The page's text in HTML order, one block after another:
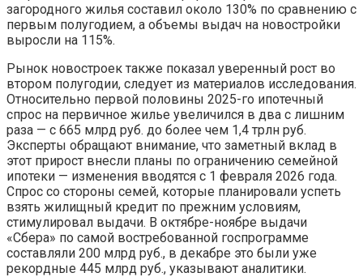
загородного жилья составил около 130% по сравнению с
первым полугодием, а объемы выдач на новостройки
выросли на 115%.
Рынок новостроек также показал уверенный рост во
втором полугодии, следует из материалов исследования.
Относительно первой половины 2025-го ипотечный
спрос на первичное жилье увеличился в два с лишним
раза — с 665 млрд руб. до более чем 1,4 трлн руб.
Эксперты обращают внимание, что заметный вклад в
этот прирост внесли планы по ограничению семейной
ипотеки — изменения вводятся с 1 февраля 2026 года.
Спрос со стороны семей, которые планировали успеть
взять жилищный кредит по прежним условиям,
стимулировал выдачи. В октябре-ноябре выдачи
«Сбера» по самой востребованной госпрограмме
составляли 200 млрд руб., в декабре это были уже
рекордные 445 млрд руб., указывают аналитики.